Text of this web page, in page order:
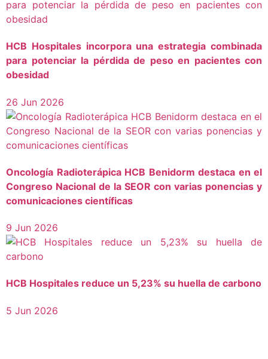
HCB Hospitales incorpora una estrategia combinada
para potenciar la pérdida de peso en pacientes con
obesidad
26 Jun 2026
Oncología Radioterápica HCB Benidorm destaca en el
Congreso Nacional de la SEOR con varias ponencias y
comunicaciones científicas
9 Jun 2026
HCB Hospitales reduce un 5,23% su huella de carbono
5 Jun 2026